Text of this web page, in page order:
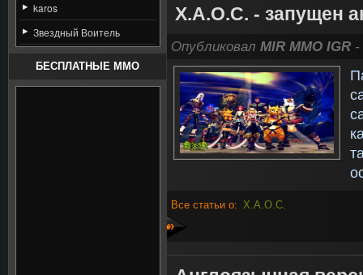
karos
Звездный Воитель
БЕСПЛАТНЫЕ MMO
Х.А.О.С. - запущен
Опубликовал MIR MMO IGR -
Все статьи о: X.A.O.C.
»